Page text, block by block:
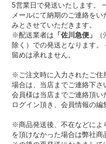
5営業日で発送いたします。
メールにて納期のご連絡を
みとさせていただきます。
※配送業者は 「佐川急便」
除く）での発送となります
留めは承れません。
※ご注文時に入力されたご住
場合は、当店までご連絡下さ
会員様は当店までご連絡頂
ログイン頂き、会員情報の編
※商品発送後、不在などによ
を頂けなかった場合は弊社商